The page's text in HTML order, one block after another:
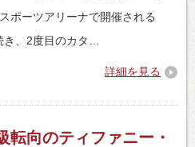
ポーツアリーナで開催される
、2度目のカタ…
詳細を見る
転向のティファニー・